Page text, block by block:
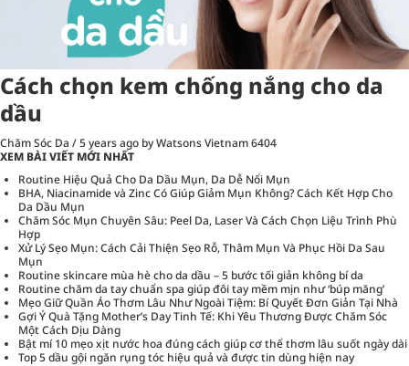
Cách chọn kem chống nắng cho da
dầu
Chăm Sóc Da /5 years ago by Watsons Vietnam6404
XEM BÀI VIẾT MỚI NHẤT
Routine Hiệu Quả Cho Da Dầu Mụn, Da Dễ Nổi Mụn
BHA, Niacinamide và Zinc Có Giúp Giảm Mụn Không? Cách Kết Hợp Cho
Da Dầu Mụn
Chăm Sóc Mụn Chuyên Sâu: Peel Da, Laser Và Cách Chọn Liệu Trình Phù
Hợp
Xử Lý Sẹo Mụn: Cách Cải Thiện Sẹo Rỗ, Thâm Mụn Và Phục Hồi Da Sau
Mụn
Routine skincare mùa hè cho da dầu – 5 bước tối giản không bí da
Routine chăm da tay chuẩn spa giúp đôi tay mềm mịn như ‘búp măng’
Mẹo Giữ Quần Áo Thơm Lâu Như Ngoài Tiệm: Bí Quyết Đơn Giản Tại Nhà
Gợi Ý Quà Tặng Mother’s Day Tinh Tế: Khi Yêu Thương Được Chăm Sóc
Một Cách Dịu Dàng
Bật mí 10 mẹo xịt nước hoa đúng cách giúp cơ thể thơm lâu suốt ngày dài
Top 5 dầu gội ngăn rụng tóc hiệu quả và được tin dùng hiện nay